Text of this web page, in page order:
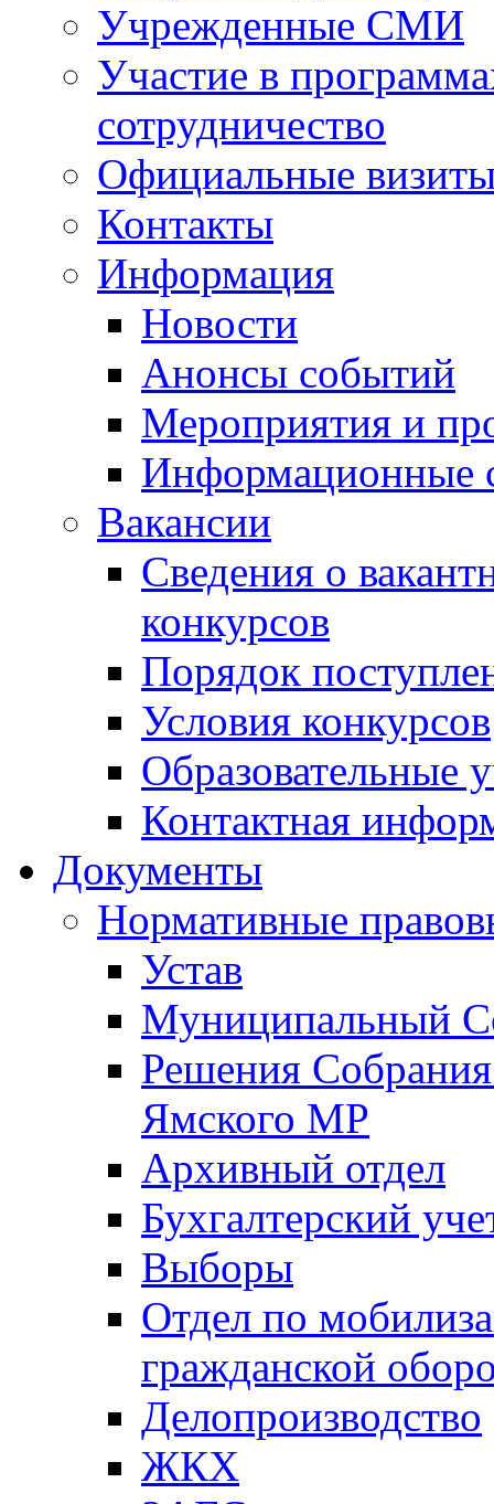
Учрежденные СМИ
Участие в
сотрудничество
Официальные
Контакты
Информация
Новости
Анонсы событий
Мероприятия и
Информационные
Вакансии
Сведения о
конкурсов
Порядок
Условия конкурсов
Образовательные
Контактная
Документы
Нормативные
Устав
Муниципальный
Решения
Ямского МР
Архивный отдел
Бухгалтерский
Выборы
Отдел по
гражданской
Делопроизводство
ЖКХ